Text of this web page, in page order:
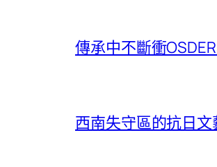
傳承中不斷衝
西南失守區的抗日